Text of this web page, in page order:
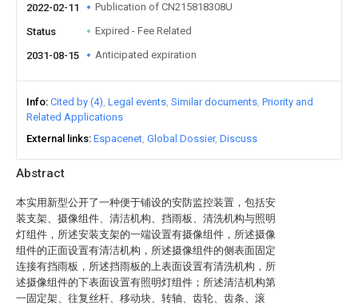
Abstract
本实用新型公开了一种便于铺设的安防监控装置，包括安
装支架、摄像组件、清洁机构、挡雨板、清洗机构与照明
灯组件，所述安装支架的一端设置有摄像组件，所述摄像
组件的正面设置有清洁机构，所述摄像组件的侧表面固定
连接有挡雨板，所述挡雨板的上表面设置有清洗机构，所
述摄像组件的下表面设置有照明灯组件；所述清洁机构第
一固定架、往复丝杆、移动块、转轴、齿轮、齿条、滚
2022-02-11 Publication of CN215818308U
Status Expired - Fee Related
2031-08-15 Anticipated expiration
Info Cited by (4) Legal events Similar documents Priority and
Related Applications
External links Espacenet Global Dossier Discuss